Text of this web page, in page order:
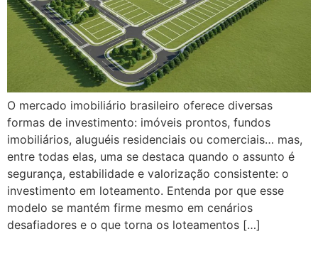
O mercado imobiliário brasileiro oferece diversas
formas de investimento: imóveis prontos, fundos
imobiliários, aluguéis residenciais ou comerciais… mas,
entre todas elas, uma se destaca quando o assunto é
segurança, estabilidade e valorização consistente: o
investimento em loteamento. Entenda por que esse
modelo se mantém firme mesmo em cenários
desafiadores e o que torna os loteamentos […]